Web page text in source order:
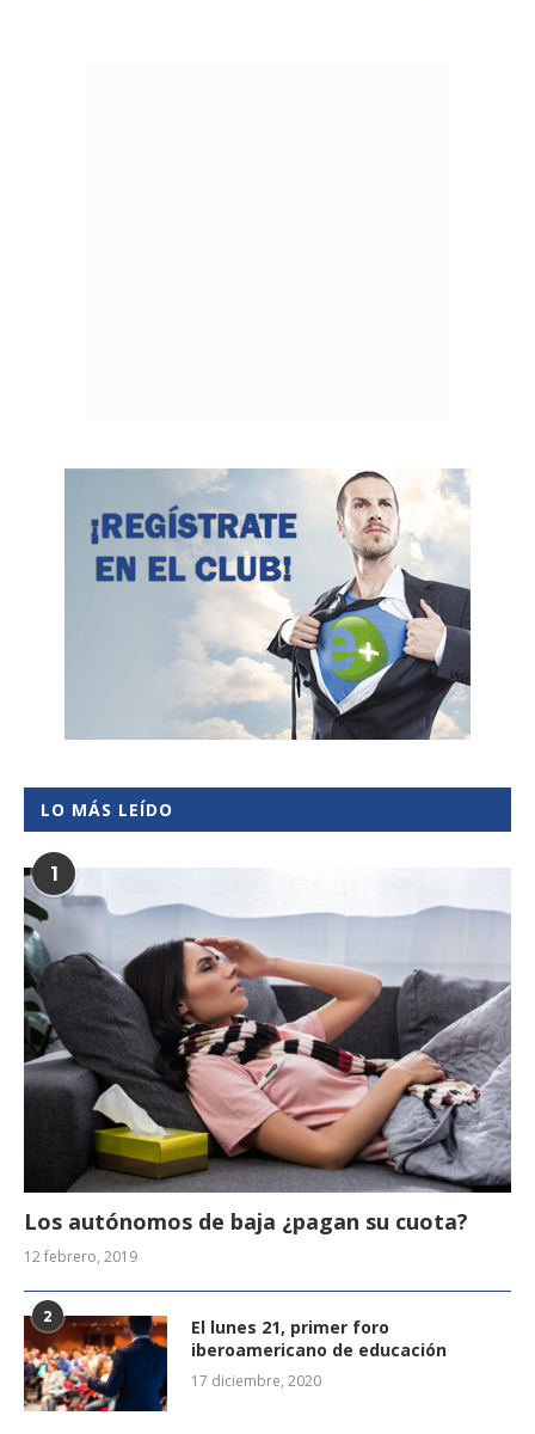
LO MÁS LEÍDO
1
Los autónomos de baja ¿pagan su cuota?
12 febrero, 2019
2
El lunes 21, primer foro
iberoamericano de educación
17 diciembre, 2020